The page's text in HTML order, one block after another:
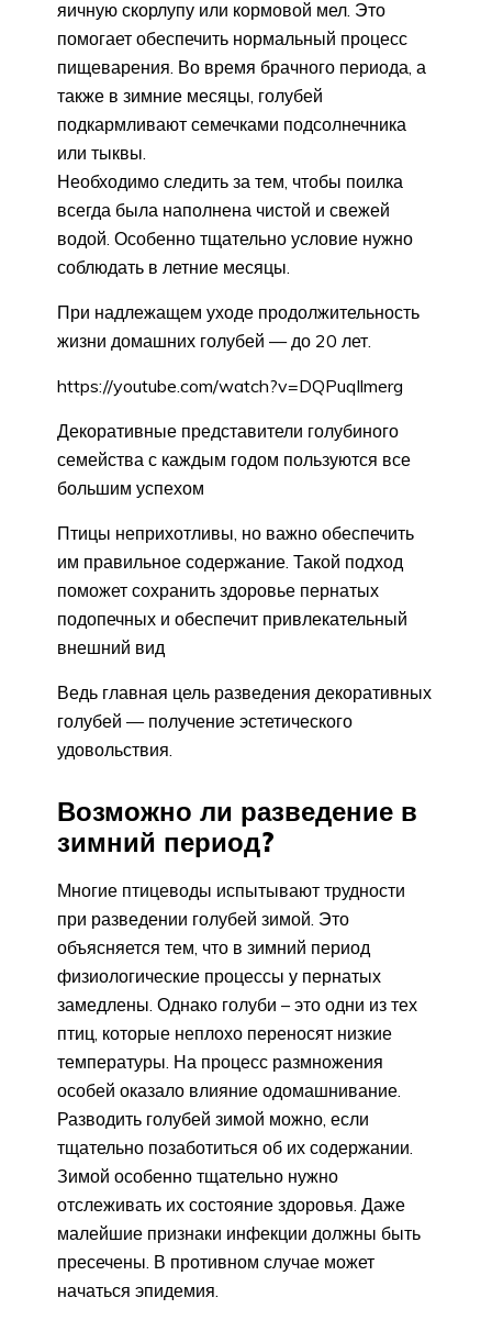
яичную скорлупу или кормовой мел. Это
помогает обеспечить нормальный процесс
пищеварения. Во время брачного периода, а
также в зимние месяцы, голубей
подкармливают семечками подсолнечника
или тыквы.
Необходимо следить за тем, чтобы поилка
всегда была наполнена чистой и свежей
водой. Особенно тщательно условие нужно
соблюдать в летние месяцы.
При надлежащем уходе продолжительность
жизни домашних голубей — до 20 лет.
https://youtube.com/watch?v=DQPuqllmerg
Декоративные представители голубиного
семейства с каждым годом пользуются все
большим успехом
Птицы неприхотливы, но важно обеспечить
им правильное содержание. Такой подход
поможет сохранить здоровье пернатых
подопечных и обеспечит привлекательный
внешний вид
Ведь главная цель разведения декоративных
голубей — получение эстетического
удовольствия.
Возможно ли разведение в
зимний период?
Многие птицеводы испытывают трудности
при разведении голубей зимой. Это
объясняется тем, что в зимний период
физиологические процессы у пернатых
замедлены. Однако голуби – это одни из тех
птиц, которые неплохо переносят низкие
температуры. На процесс размножения
особей оказало влияние одомашнивание.
Разводить голубей зимой можно, если
тщательно позаботиться об их содержании.
Зимой особенно тщательно нужно
отслеживать их состояние здоровья. Даже
малейшие признаки инфекции должны быть
пресечены. В противном случае может
начаться эпидемия.